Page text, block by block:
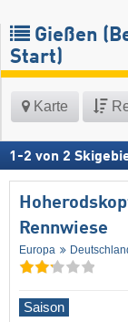
Gießen
Start)
Karte
1 -2 von 2
Rennwiese
Europa
Saison